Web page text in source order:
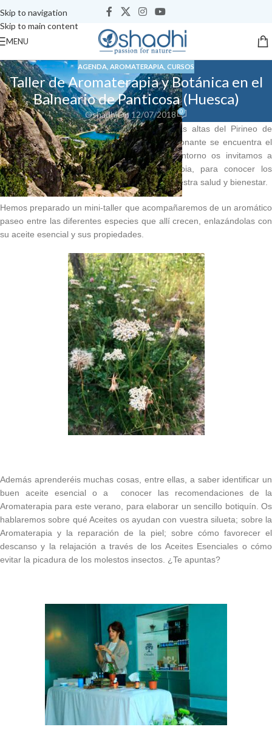
Skip to navigation
Skip to main content
MENU
AGENDA AROMATERAPIA CURSOS
Taller de Aromaterapia y Botánica en el
Balneario de Panticosa (Huesca)
OshadhiOn 12/07/2018 0
Situado junto a algunas de las cumbres más altas del Pirineo de
Huesca y rodeado de una naturaleza impresionante se encuentra el
Balneario de Panticosa. En este increíble entorno os invitamos a
introduciros en el mundo de la Aromaterapia, para conocer los
beneficiosos de los Aceites Esenciales para vuestra salud y bienestar.
Hemos preparado un mini-taller que acompañaremos de un aromático
paseo entre las diferentes especies que allí crecen, enlazándolas con
su aceite esencial y sus propiedades.
Además aprenderéis muchas cosas, entre ellas, a saber identificar un
buen aceite esencial o a conocer las recomendaciones de la
Aromaterapia para este verano, para elaborar un sencillo botiquín. Os
hablaremos sobre qué Aceites os ayudan con vuestra silueta; sobre la
Aromaterapia y la reparación de la piel; sobre cómo favorecer el
descanso y la relajación a través de los Aceites Esenciales o cómo
evitar la picadura de los molestos insectos. ¿Te apuntas?